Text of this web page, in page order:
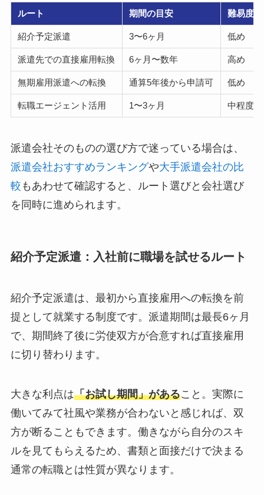
ルート 期間の目安 難易度
紹介予定派遣 3〜6ヶ月 低め
派遣先での直接雇用転換 6ヶ月〜数年 高め
無期雇用派遣への転換 通算5年後から申請可 低め
転職エージェント活用 1〜3ヶ月 中程度
派遣会社そのものの選び方で迷っている場合は、
派遣会社おすすめランキングや大手派遣会社の比
較 もあわせて確認すると、ルート選びと会社選び
を同時に進められます。
紹介予定派遣：入社前に職場を試せるルート
紹介予定派遣は、最初から直接雇用への転換を前
提として就業する制度です。派遣期間は最長6ヶ月
で、期間終了後に労使双方が合意すれば直接雇用
に切り替わります。
大きな利点は「お試し期間」があること。実際に
働いてみて社風や業務が合わないと感じれば、双
方が断ることもできます。働きながら自分のスキ
ルを見てもらえるため、書類と面接だけで決まる
通常の転職とは性質が異なります。